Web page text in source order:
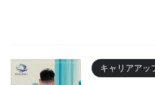
キャリアアッ